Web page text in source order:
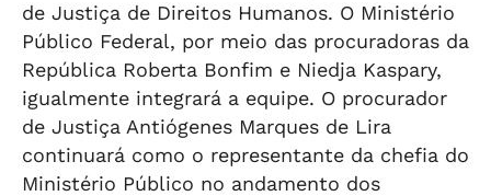
de Justiça de Direitos Humanos. O Ministério
Público Federal, por meio das procuradoras da
República Roberta Bonfim e Niedja Kaspary,
igualmente integrará a equipe. O procurador
de Justiça Antiógenes Marques de Lira
continuará como o representante da chefia do
Ministério Público no andamento dos